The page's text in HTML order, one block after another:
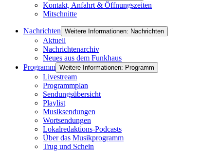
Kontakt, Anfahrt & Öffnungszeiten
Mitschnitte
Nachrichten Weitere Informationen: Nachrichten
Aktuell
Nachrichtenarchiv
Neues aus dem Funkhaus
Programm Weitere Informationen: Programm
Livestream
Programmplan
Sendungsübersicht
Playlist
Musiksendungen
Wortsendungen
Lokalredaktions-Podcasts
Über das Musikprogramm
Trug und Schein